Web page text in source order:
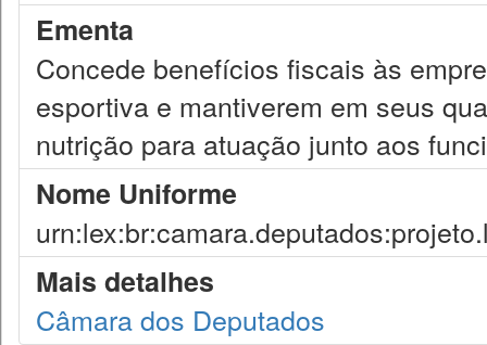
Ementa
Concede benefícios fiscais às
esportiva e mantiverem em seus
nutrição para atuação junto aos
Nome Uniforme
Mais detalhes
Câmara dos Deputados